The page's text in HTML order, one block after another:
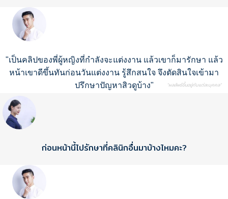
"เป็นคลิปของพี่ผู้หญิงที่กำลังจะแต่งงาน แล้วเขาก็มารักษา แล้ว
หน้าเขาดีขึ้นทันก่อนวันแต่งงาน รู้สึกสนใจ จึงตัดสินใจเข้ามา
ปรึกษาปัญหาสิวดูบ้าง"
"ผลลัพธ์ขึ้นอยู่กับแต่ละบุคคล"
ก่อนหน้านี้ไปรักษาที่คลินิกอื่นมาบ้างไหมคะ?